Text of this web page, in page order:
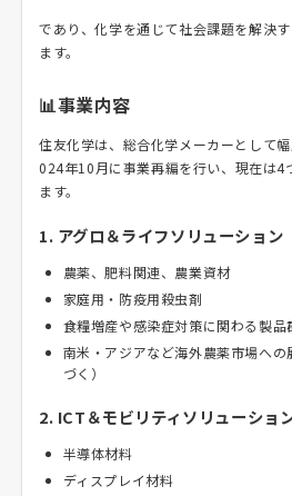
であり、化学を通じて社会課題を解決
ます。
📊事業内容
住友化学は、総合化学メーカーとして
024年10月に事業再編を行い、現在は4
ます。
1. アグロ＆ライフソリューション
農薬、肥料関連、農業資材
家庭用・防疫用殺虫剤
食糧増産や感染症対策に関わる製品
南米・アジアなど海外農薬市場へ
づく）
2. ICT＆モビリティソリューショ
半導体材料
ディスプレイ材料